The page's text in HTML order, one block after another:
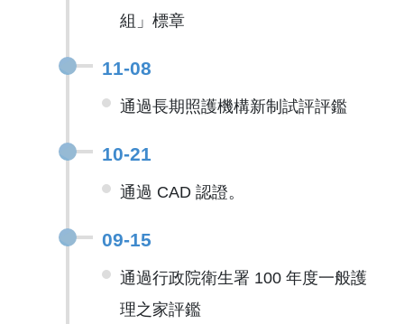
組」標章
11-08
通過長期照護機構新制試評評鑑
10-21
通過 CAD 認證。
09-15
通過行政院衛生署 100 年度一般護
理之家評鑑